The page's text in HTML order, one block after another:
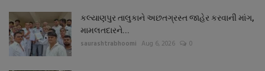
કલ્યાણપુર તાલુકાને અછતગ્રસ્ત જાહેર કરવાની માંગ,
મામલતદારને...
saurashtrabhoomi Aug 6, 2026 0